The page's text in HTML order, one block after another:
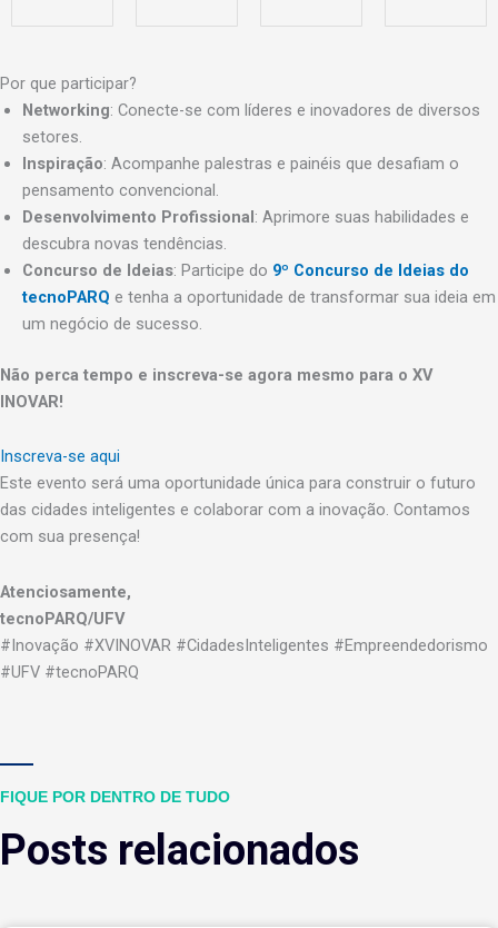
Por que participar?
Networking: Conecte-se com líderes e inovadores de diversos
setores.
Inspiração: Acompanhe palestras e painéis que desafiam o
pensamento convencional.
Desenvolvimento Profissional: Aprimore suas habilidades e
descubra novas tendências.
Concurso de Ideias: Participe do 9º Concurso de Ideias do
tecnoPARQ e tenha a oportunidade de transformar sua ideia em
um negócio de sucesso.
Não perca tempo e inscreva-se agora mesmo para o XV
INOVAR!
Inscreva-se aqui
Este evento será uma oportunidade única para construir o futuro
das cidades inteligentes e colaborar com a inovação. Contamos
com sua presença!
Atenciosamente,
tecnoPARQ/UFV
#Inovação #XVINOVAR #CidadesInteligentes #Empreendedorismo
#UFV #tecnoPARQ
FIQUE POR DENTRO DE TUDO
Posts relacionados